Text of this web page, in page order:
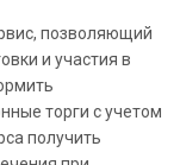
позволяющий
и участия в
торги с учетом
получить